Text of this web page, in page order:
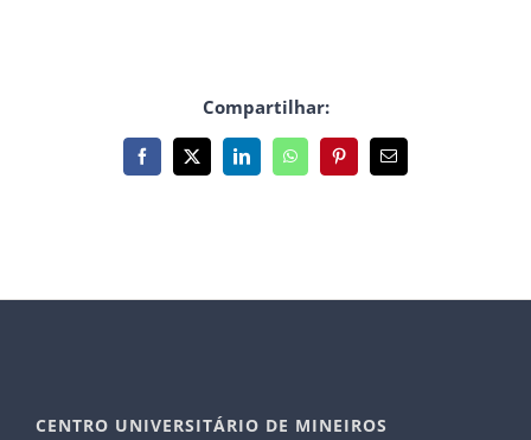
Compartilhar:
Facebook
X LinkedInWhatsAppPinterest
E-
mail
CENTRO UNIVERSITÁRIO DE MINEIROS